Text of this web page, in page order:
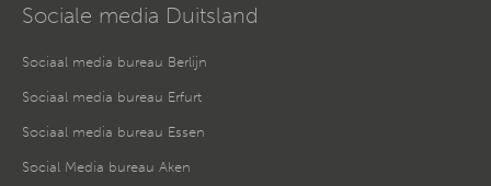
Sociale media Duitsland
Sociaal media bureau Berlijn
Sociaal media bureau Erfurt
Sociaal media bureau Essen
Social Media bureau Aken